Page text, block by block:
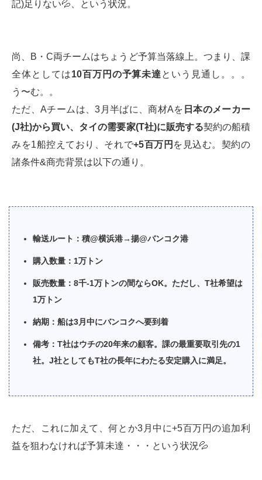
記)足りない💦、という状況。
尚、B・C両チームはちょうど予算当落線上。つまり、課
全体としては10百万円の予算未達 という見通し。。。
う〜む。。
ただ、Aチームは、3月半ばに、商材Aを 日本のメーカー
(J社)から買い、タイの需要家(T社)に販売する契約の船積
みを1船控えており、それで+5百万円 を見込む。契約の
諸条件&商売背景は以下の通り。
輸送ルート：積@横浜港→揚@バンコク港
購入数量：1万トン
販売数量：8千-1万トンの間ならOK。ただし、T社希望は
1万トン
納期：船は3月中にバンコクへ要到着
備考：T社はウチの20年来の顧客。課の最重要取引先の1
社。J社としてもT社の長年にわたる安定購入に満足。
ただ、これに加えて、何とか3月中に+5百万円の追加利
益を狙わなければ予算未達・・・という状況💦